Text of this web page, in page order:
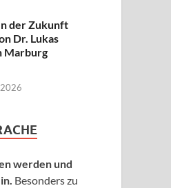
der Zukunft
Dr. Lukas
Marburg
werden und
Besonders zu